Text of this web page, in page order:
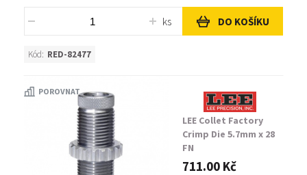
ks DO KOŠÍKU
Kód: RED-82477
POROVNAT
LEE Collet Factory
Crimp Die 5.7mm x 28
FN
711.00 Kč